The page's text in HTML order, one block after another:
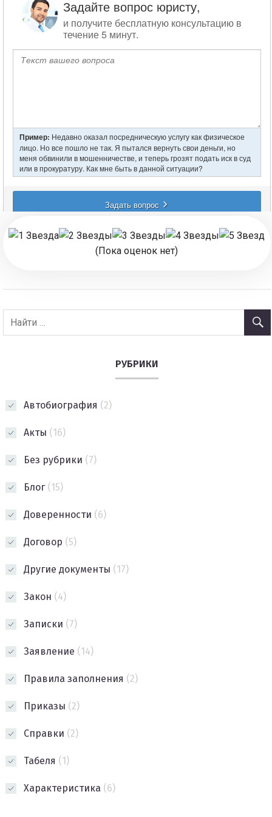
записям
(Пока оценок нет)
РУБРИКИ
Автобиография (2)
Акты (16)
Без рубрики (7)
Блог(15)
Доверенности (6)
Договор (5)
Другие документы (17)
Закон (4)
Записки (7)
Заявление (14)
Правила заполнения (2)
Приказы (2)
Справки (2)
Табеля (1)
Характеристика (6)